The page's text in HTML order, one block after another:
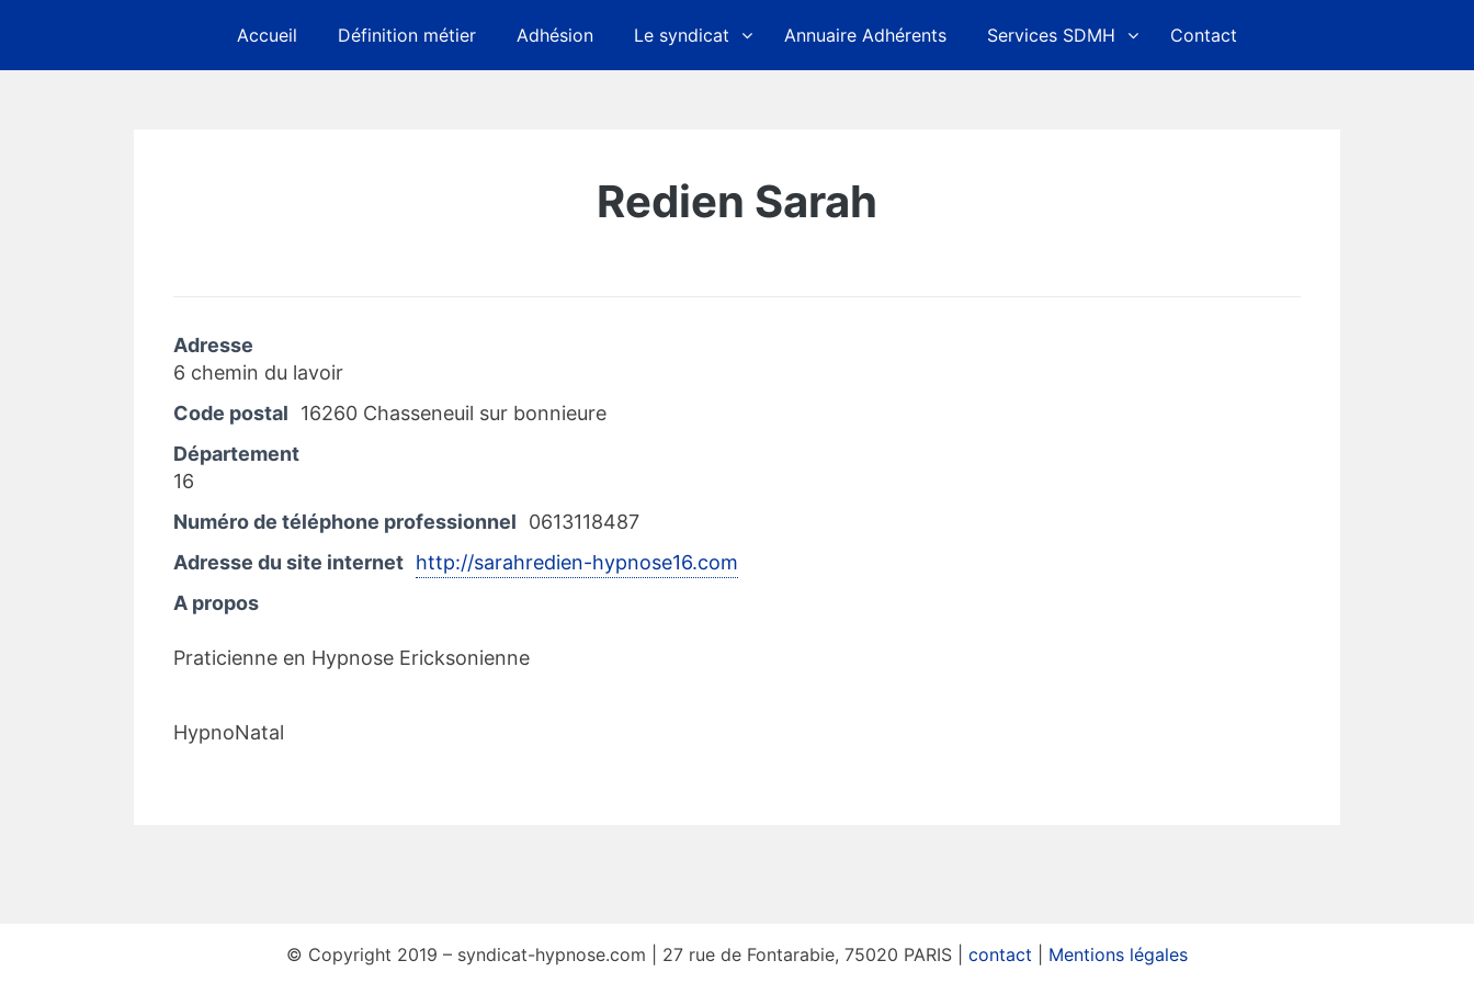
content
Accueil Définition métier Adhésion Le syndicat Annuaire Adhérents Services SDMH Contact
Redien Sarah
Adresse
6 chemin du lavoir
Code postal
16260 Chasseneuil sur bonnieure
Département
16
Numéro de téléphone professionnel
0613118487
Adresse du site internet http://sarahredien-hypnose16.com
A propos
Praticienne en Hypnose Ericksonienne
HypnoNatal
© Copyright 2019 – syndicat-hypnose.com | 27 rue de Fontarabie, 75020 PARIS | contact Mentions légales